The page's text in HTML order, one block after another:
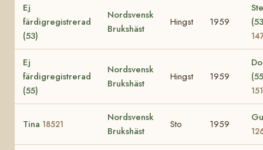
Ej
färdigregistrerad
(53)
Nordsvensk
Brukshäst
Hingst 1959
Ej
färdigregistrerad
(55)
Nordsvensk
Brukshäst
Hingst 1959
Tina 18521
Nordsvensk
Brukshäst
Sto 1959